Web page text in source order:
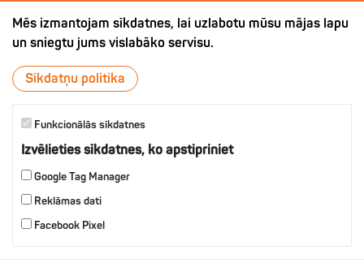
ХРУСТЯЩИЙ КАРТОФЕЛЬ СО
ВКУСОМ УКРОПА
Mēs izmantojam sīkdatnes, lai uzlabotu mūsu mājas lapu
un sniegtu jums vislabāko servisu.
Sīkdatņu politika
Funkcionālās sīkdatnes
Izvēlieties sīkdatnes, ko apstipriniet
Google Tag Manager
Reklāmas dati
Facebook Pixel